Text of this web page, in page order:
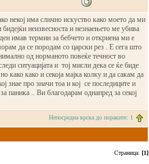
некој има слично искуство како моето да ми
неизвесноста и незнаењето ме убива
имав термин за бебчето и откриена ми е
да се породам со царски рез . Е сега што
од норманото повеќе течност во
ситуацијата и тој мисли дека се ќе биде
како како и секоја мајка колку и да сакам да
знае про значи тоа и кој се последиците и
паника .. Ви благодарам однапред за секој
Непосредна врска до пораките: 1
Страница: [1]